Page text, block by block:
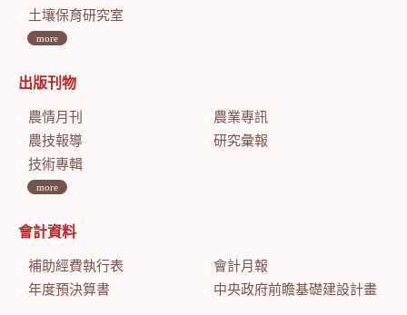
土壤保育研究室
more
出版刊物
農情月刊
農業專訊
農技報導
研究彙報
技術專輯
more
會計資料
補助經費執行表
會計月報
年度預決算書
中央政府前瞻基礎建設計畫特別預算會計月報